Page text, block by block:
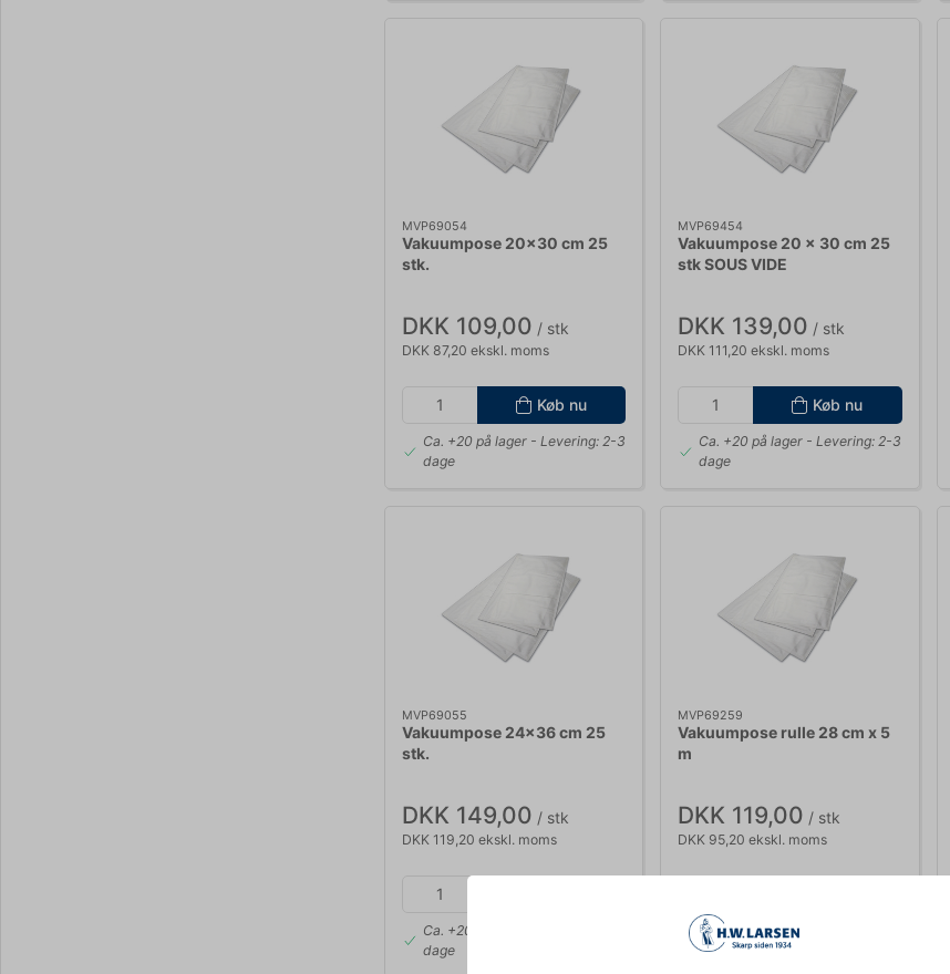
MVP69054
Vakuumpose 20x30 cm 25
stk.
DKK 109,00 / stk
DKK 87,20 ekskl. moms
Køb nu
Ca. +20 på lager- Levering: 2-3
dage
MVP69454
Vakuumpose 20 x 30 cm 25
stk SOUS VIDE
DKK 139,00 / stk
DKK 111,20 ekskl. moms
Køb nu
Ca. +20 på lager - Levering: 2-3
dage
MVP69055
Vakuumpose 24x36 cm 25
stk.
DKK 149,00 / stk
DKK 119,20 ekskl. moms
Ca. +20 på lager
dage
MVP69259
Vakuumpose rulle 28 cm x 5
m
DKK 119,00 / stk
DKK 95,20 ekskl. moms
Ca. +20 på lager
dage